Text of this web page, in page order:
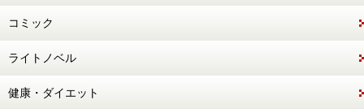
コミック
ライトノベル
健康・ダイエット